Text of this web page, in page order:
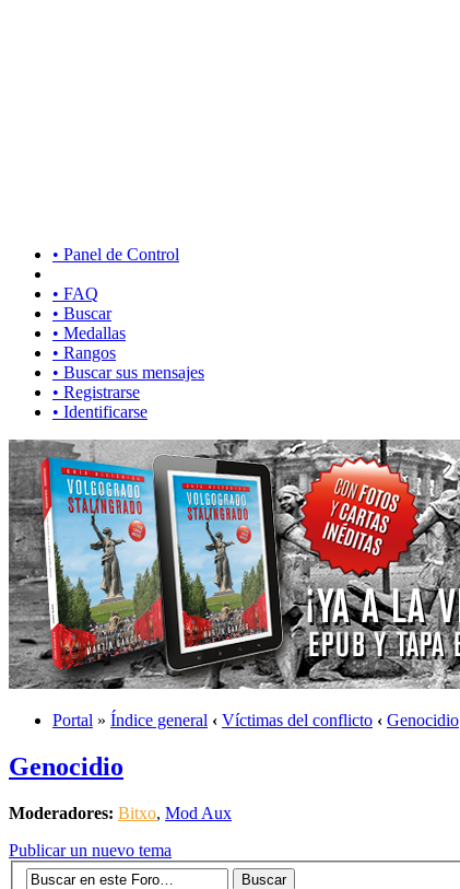
• Panel de Control
• FAQ
• Buscar
• Medallas
• Rangos
• Buscar sus mensajes
• Registrarse
• Identificarse
Portal » Índice general ‹ Víctimas del conflicto ‹ Genocidio
Genocidio
Moderadores: Bitxo, Mod Aux
Publicar un nuevo tema